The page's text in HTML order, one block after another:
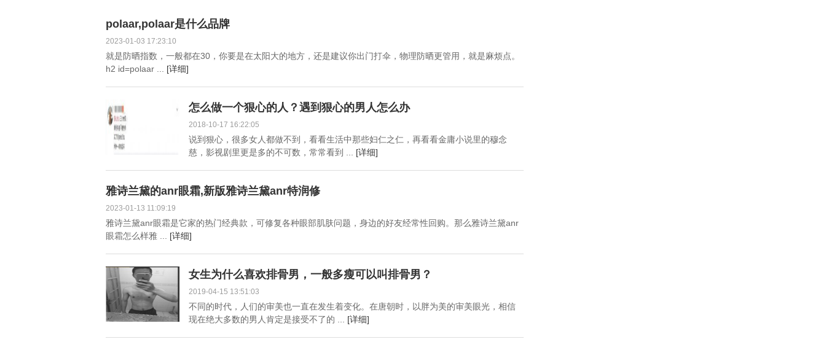
异事件
polaar,polaar是什么品牌
2023-01-03 17:23:10
就是防晒指数，一般都在30，你要是在太阳大的地方，还是建议你出门打伞，物理防晒更管用，就是麻烦点。
h2 id=polaar ... [详细]
怎么做一个狠心的人？遇到狠心的男人怎么办
2018-10-17 16:22:05
说到狠心，很多女人都做不到，看看生活中那些妇仁之仁，再看看金庸小说里的穆念
慈，影视剧里更是多的不可数，常常看到 ... [详细]
雅诗兰黛的anr眼霜,新版雅诗兰黛anr特润修
2023-01-13 11:09:19
雅诗兰黛anr眼霜是它家的热门经典款，可修复各种眼部肌肤问题，身边的好友经常性回购。那么雅诗兰黛anr
眼霜怎么样雅 ... [详细]
女生为什么喜欢排骨男，一般多瘦可以叫排骨男？
2019-04-15 13:51:03
不同的时代，人们的审美也一直在发生着变化。在唐朝时，以胖为美的审美眼光，相信
现在绝大多数的男人肯定是接受不了的 ... [详细]